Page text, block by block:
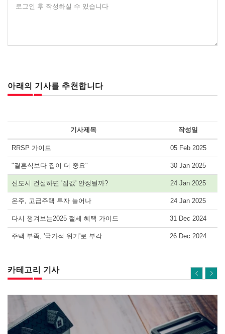
로그인 후 작성하실 수 있습니다
아래의 기사를 추천합니다
기사제목 작성일
RRSP 가이드 05 Feb 2025
"결혼식보다 집이 더 중요" 30 Jan 2025
신도시 건설하면 '집값' 안정될까? 24 Jan 2025
온주, 고급주택 투자 늘어나 24 Jan 2025
다시 챙겨보는2025 절세 혜택 가이드 31 Dec 2024
주택 부족, '국가적 위기'로 부각 26 Dec 2024
카테고리 기사